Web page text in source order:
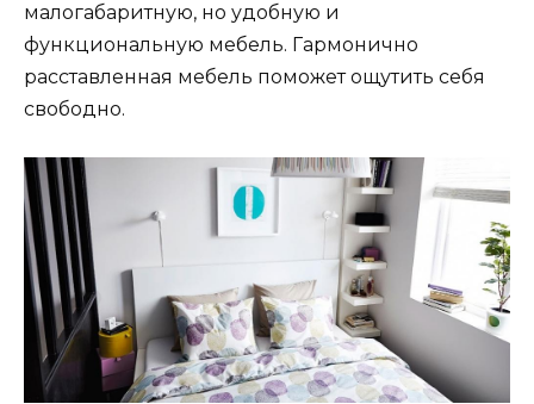
малогабаритную, но удобную и
функциональную мебель. Гармонично
расставленная мебель поможет ощутить себя
свободно.